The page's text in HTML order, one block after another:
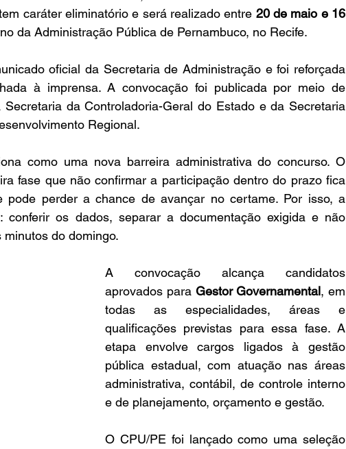
caráter eliminatório e será realizado entre 20 de maio e 16
da Administração Pública de Pernambuco, no Recife.
oficial da Secretaria de Administração e foi reforçada
à imprensa. A convocação foi publicada por meio de
da Controladoria-Geral do Estado e da Secretaria
Regional.
como uma nova barreira administrativa do concurso. O
fase que não confirmar a participação dentro do prazo fica
pode perder a chance de avançar no certame. Por isso, a
conferir os dados, separar a documentação exigida e não
do domingo.
A convocação alcança candidatos
aprovados para Gestor Governamental, em
todas as especialidades, áreas e
qualificações previstas para essa fase. A
etapa envolve cargos ligados à gestão
pública estadual, com atuação nas áreas
administrativa, contábil, de controle interno
e de planejamento, orçamento e gestão.
O CPU/PE foi lançado como uma seleção